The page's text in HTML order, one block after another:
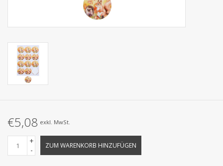
€5,08 exkl. MwSt.
+
-
ZUM WARENKORB HINZUFÜGEN